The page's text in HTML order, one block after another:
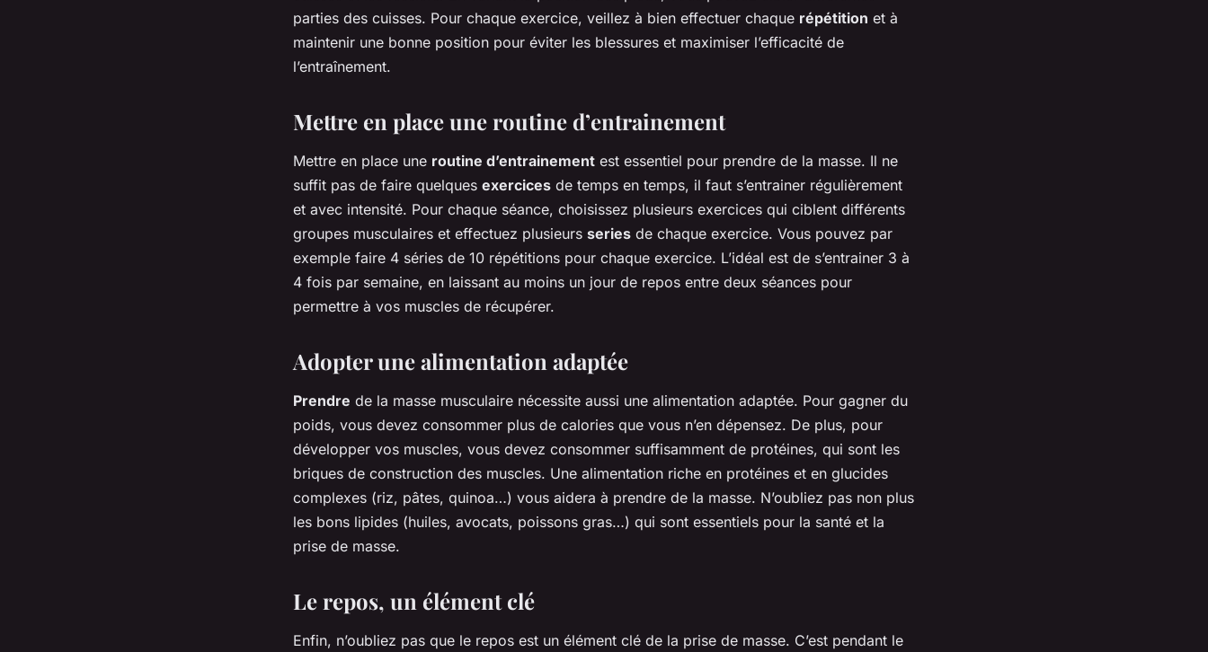
parties des cuisses. Pour chaque exercice, veillez à bien effectuer chaque répétition et à
maintenir une bonne position pour éviter les blessures et maximiser l’efficacité de
l’entraînement.
Mettre en place une routine d’entrainement
Mettre en place une routine d’entrainement est essentiel pour prendre de la masse. Il ne
suffit pas de faire quelques exercices de temps en temps, il faut s’entrainer régulièrement
et avec intensité. Pour chaque séance, choisissez plusieurs exercices qui ciblent différents
groupes musculaires et effectuez plusieurs series de chaque exercice. Vous pouvez par
exemple faire 4 séries de 10 répétitions pour chaque exercice. L’idéal est de s’entrainer 3 à
4 fois par semaine, en laissant au moins un jour de repos entre deux séances pour
permettre à vos muscles de récupérer.
Adopter une alimentation adaptée
Prendre de la masse musculaire nécessite aussi une alimentation adaptée. Pour gagner du
poids, vous devez consommer plus de calories que vous n’en dépensez. De plus, pour
développer vos muscles, vous devez consommer suffisamment de protéines, qui sont les
briques de construction des muscles. Une alimentation riche en protéines et en glucides
complexes (riz, pâtes, quinoa…) vous aidera à prendre de la masse. N’oubliez pas non plus
les bons lipides (huiles, avocats, poissons gras…) qui sont essentiels pour la santé et la
prise de masse.
Le repos, un élément clé
Enfin, n’oubliez pas que le repos est un élément clé de la prise de masse. C’est pendant le